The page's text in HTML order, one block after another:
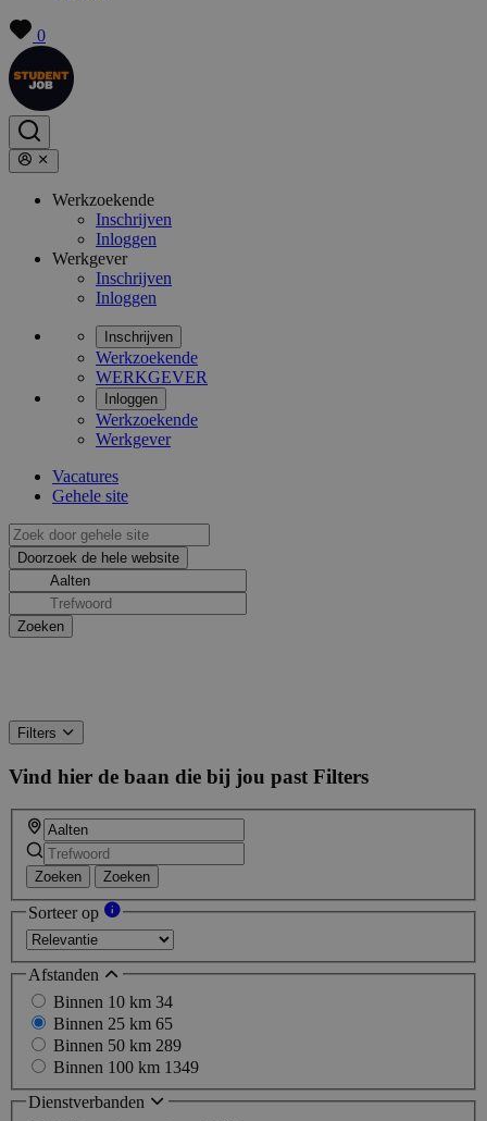
0
Werkzoekende
Inschrijven
Inloggen
Werkgever
Inschrijven
Inloggen
Inschrijven
Werkzoekende
WERKGEVER
Inloggen
Werkzoekende
Werkgever
Vacatures
Gehele site
Filters
Vind hier de baan die bij jou past Filters
Zoeken Zoeken
Sorteer op
Afstanden
Binnen 10 km 34
Binnen 25 km 65
Binnen 50 km 289
Binnen 100 km 1349
Dienstverbanden